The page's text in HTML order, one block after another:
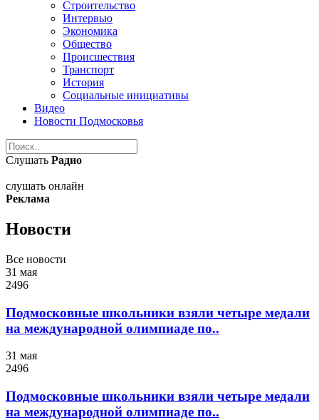
Строительство
Интервью
Экономика
Общество
Происшествия
Транспорт
История
Социальные инициативы
Видео
Новости Подмосковья
Слушать Радио
слушать онлайн
Реклама
Новости
Все новости
31 мая
2496
Подмосковные школьники взяли четыре медали
на международной олимпиаде по..
31 мая
2496
Подмосковные школьники взяли четыре медали
на международной олимпиаде по..